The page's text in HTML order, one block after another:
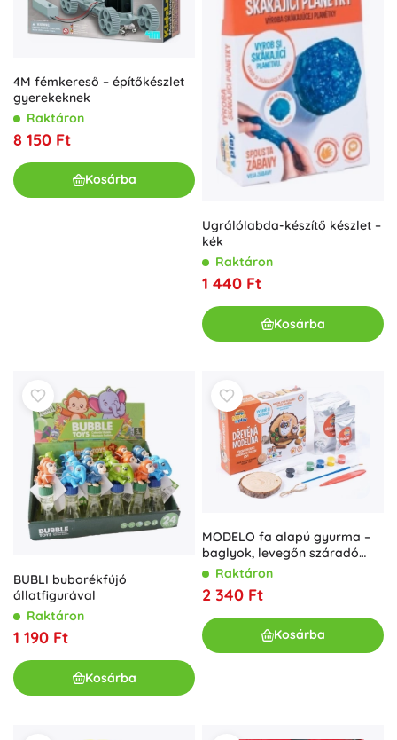
4M fémkereső – építőkészlet
gyerekeknek
Raktáron
8 150 Ft
Kosárba
Ugrálólabda-készítő készlet –
kék
Raktáron
1 440 Ft
Kosárba
BUBLI buborékfújó
állatfigurával
Raktáron
1 190 Ft
Kosárba
MODELO fa alapú gyurma –
baglyok, levegőn száradó
kreatív anyag
Raktáron
2 340 Ft
Kosárba